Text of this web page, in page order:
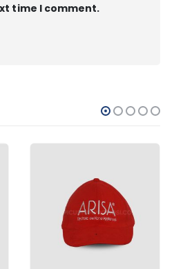
time I comment.